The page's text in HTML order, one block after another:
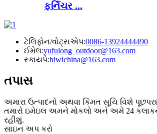
ફર્નિચર ...
ટેલિફોન/વોટ્સએપ:0086-13924444490
ઈમેલ:yufulong_outdoor@163.com
સ્કાયપે:hiwichina@163.com
તપાસ
અમારા ઉત્પાદનો અથવા કિંમત સૂચિ વિશે
તમારો ઇમેઇલ અમને મોકલો અને અમે 24
રહીશું.
સાઇન અપ કરો